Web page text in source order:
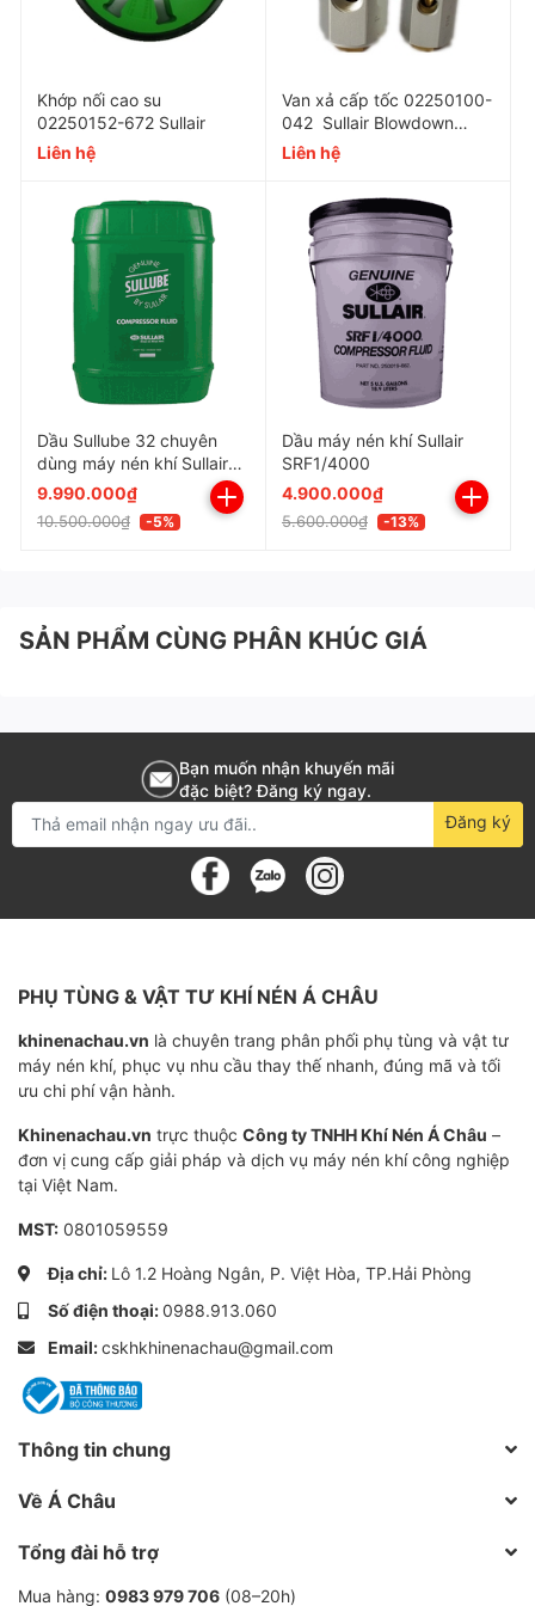
Khớp nối cao su
02250152-672 Sullair
Liên hệ
Van xả cấp tốc 02250100-
042 Sullair Blowdown
Valve 02250049-634
Liên hệ
Dầu Sullube 32 chuyên
dùng máy nén khí Sullair
250022-669
9.990.000₫
10.500.000₫ -5%
Dầu máy nén khí Sullair
SRF1/4000
4.900.000₫
5.600.000₫ -13%
SẢN PHẨM CÙNG PHÂN KHÚC GIÁ
Bạn muốn nhận khuyến mãi
đặc biệt? Đăng ký ngay.
Đăng ký
PHỤ TÙNG & VẬT TƯ KHÍ NÉN Á CHÂU
khinenachau.vn là chuyên trang phân phối phụ tùng và vật tư
máy nén khí, phục vụ nhu cầu thay thế nhanh, đúng mã và tối
ưu chi phí vận hành.
Khinenachau.vn trực thuộc Công ty TNHH Khí Nén Á Châu –
đơn vị cung cấp giải pháp và dịch vụ máy nén khí công nghiệp
tại Việt Nam.
MST: 0801059559
Địa chỉ: Lô 1.2 Hoàng Ngân, P. Việt Hòa, TP.Hải Phòng
Số điện thoại:0988.913.060
Email:cskhkhinenachau@gmail.com
Thông tin chung
Về Á Châu
Tổng đài hỗ trợ
Mua hàng: 0983 979 706 (08–20h)